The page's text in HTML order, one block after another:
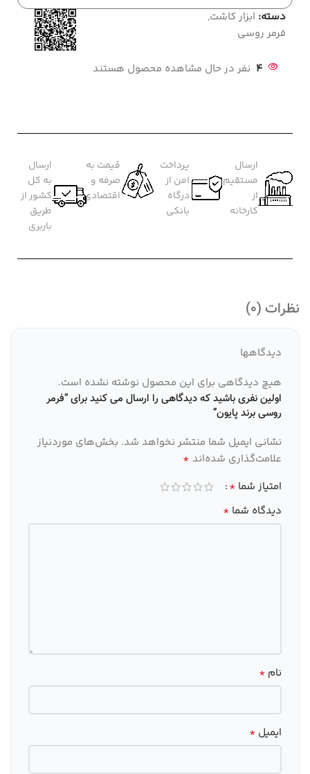
دسته: ابزار کاشت,
فرمر روسی
4 نفر در حال مشاهده محصول هستند
ارسال
مستقیم
از
کارخانه
پرداخت
امن از
درگاه
بانکی
قیمت به
صرفه و
اقتصادی
ارسال
به کل
کشور از
طریق
باربری
نظرات (0)
دیدگاهها
هیچ دیدگاهی برای این محصول نوشته نشده است.
اولین نفری باشید که دیدگاهی را ارسال می کنید برای “فرمر
روسی برند پایون”
نشانی ایمیل شما منتشر نخواهد شد. بخش‌های موردنیاز
علامت‌گذاری شده‌اند *
امتیاز شما *
دیدگاه شما *
نام *
ایمیل *